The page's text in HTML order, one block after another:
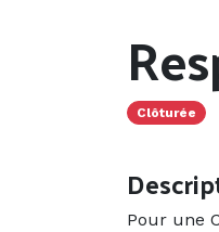
Clôturée
Pour une